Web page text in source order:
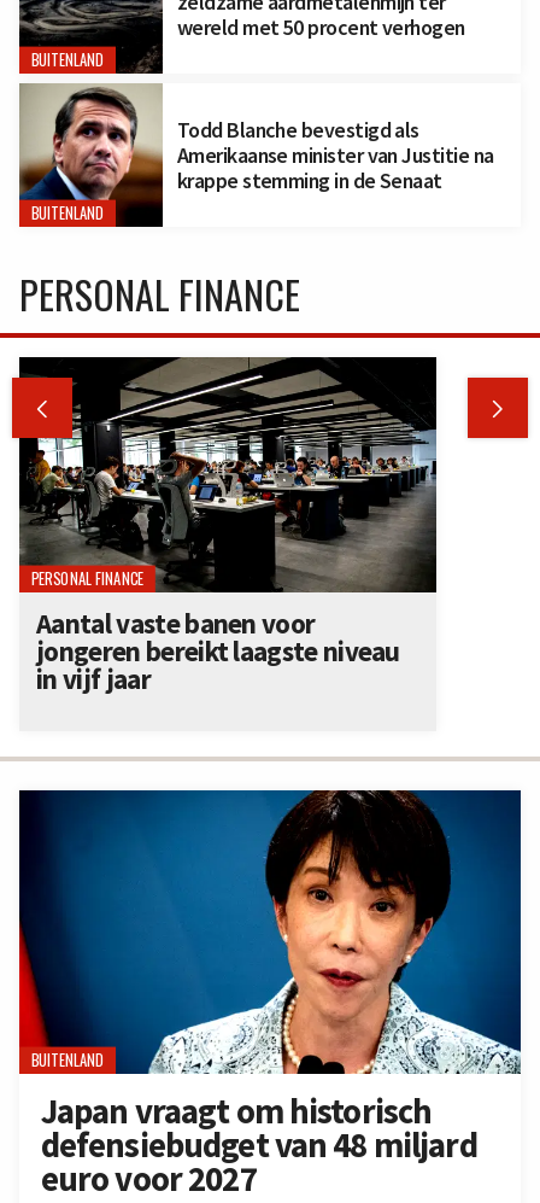
BUITENLAND
wereld met 50 procent verhogen
BUITENLAND
Todd Blanche bevestigd als
Amerikaanse minister van Justitie na
krappe stemming in de Senaat
BUITENLAND
Japan vraagt om historisch
defensiebudget van 48 miljard
euro voor 2027
PERSONAL FINANCE
 
PERSONAL FINANCE
Aantal vaste banen voor
jongeren bereikt laagste niveau
in vijf jaar